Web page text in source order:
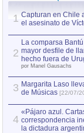
1 Capturan en Chile
el asesinato de
2
La comparsa
mayor desfile de
hecho fuera de
por Manel Gausachs
3 Margarita Laso
de Músicas [22/07/
4
«Pájaro azul.
correspondencia
la dictadura